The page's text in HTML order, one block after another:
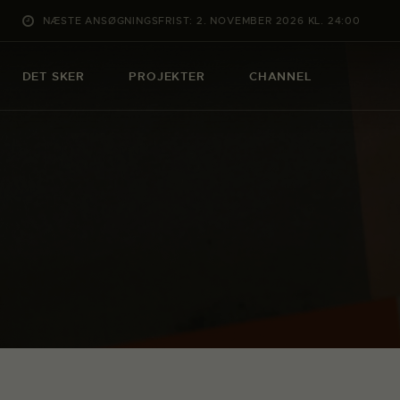
NÆSTE ANSØGNINGSFRIST: 2. NOVEMBER 2026 KL. 24:00
DET SKER PROJEKTER CHANNEL